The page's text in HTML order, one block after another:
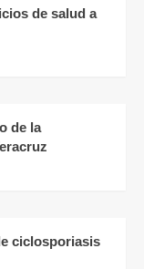
de salud a
de la
ciclosporiasis